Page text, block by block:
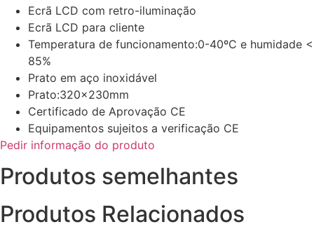
Ecrã LCD com retro-iluminação
Ecrã LCD para cliente
Temperatura de funcionamento:0-40ºC e humidade <
85%
Prato em aço inoxidável
Prato:320x230mm
Certificado de Aprovação CE
Equipamentos sujeitos a verificação CE
Pedir informação do produto
Produtos semelhantes
Produtos Relacionados